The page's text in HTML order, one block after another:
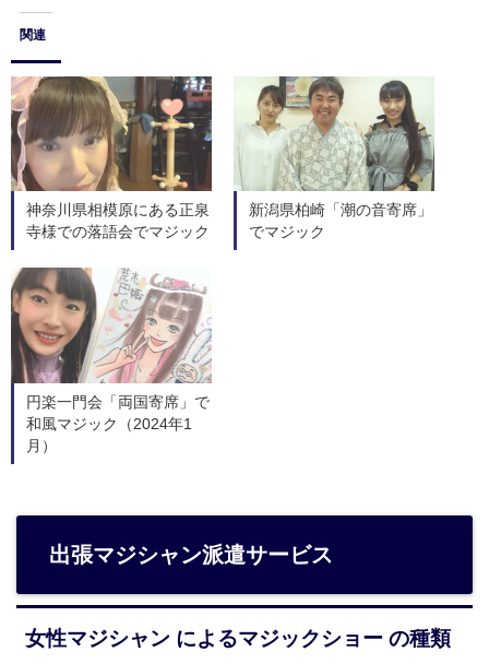
関連
神奈川県相模原にある正泉
寺様での落語会でマジック
新潟県柏崎「潮の音寄席」
でマジック
円楽一門会「両国寄席」で
和風マジック（2024年1
月）
出張マジシャン派遣サービス
女性マジシャン によるマジックショー の種類